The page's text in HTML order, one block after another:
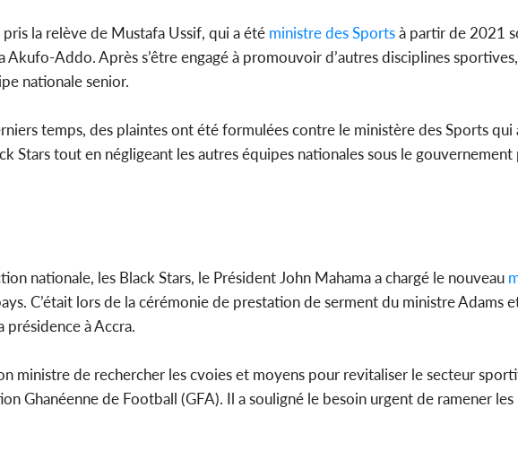
pris la relève de Mustafa Ussif, qui a été ministre des Sportsà partir de 2021
Akufo-Addo. Après s’être engagé à promouvoir d’autres disciplines sportives,
nationale senior.
temps, des plaintes ont été formulées contre le ministère des Sports qui
Stars tout en négligeant les autres équipes nationales sous le
nationale, les Black Stars, le Président John Mahama a chargé le nouveau
C’était lors de la cérémonie de prestation de serment du ministre Adams
à Accra.
ministre de rechercher les cvoies et moyens pour revitaliser le secteur
Ghanéenne de Football (GFA). Il a souligné le besoin urgent de ramener les